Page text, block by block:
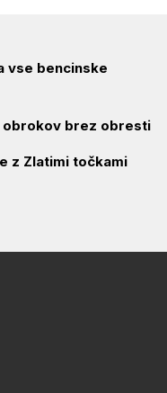
vse bencinske
obrokov brez obresti
z Zlatimi točkami